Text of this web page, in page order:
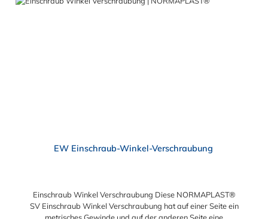
EW Einschraub-Winkel-Verschraubung
Einschraub Winkel Verschraubung Diese NORMAPLAST®
SV Einschraub Winkel Verschraubung hat auf einer Seite ein
metrisches Gewinde und auf der anderen Seite eine